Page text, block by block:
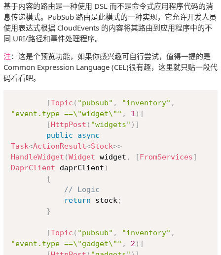
基于内容的路由是一种使用 DSL 而不是命令式应用程序代码的消
息传递模式。PubSub 路由是此模式的一种实现，它允许开发人员
使用表达式根据 CloudEvents 的内容将其路由到应用程序中的不
同 URI/路径和事件处理程序。
注：这是个预览功能，如果你感兴趣可自行尝试，值得一提的是
Common Expression Language (CEL)很有趣，这里就只贴一段代
码看看吧。
[Topic ( "pubsub" , "inventory" ,
"event.type ==\"widget\"" , 1 ) ]
[HttpPost ( "widgets" ) ]
public
async
Task<ActionResult<Stock>>
HandleWidget (Widget widget , [FromServices]
DaprClient daprClient )
{
// Logic
return stock;
}
[Topic ( "pubsub" , "inventory" ,
"event.type ==\"gadget\"" , 2 ) ]